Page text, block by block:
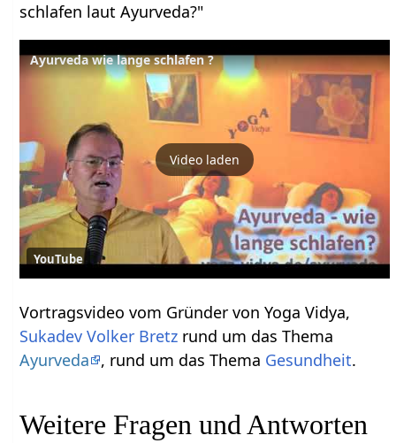
schlafen laut Ayurveda?"
Ayurveda wie lange schlafen ?
Video laden
YouTube
Vortragsvideo vom Gründer von Yoga Vidya,
Sukadev Volker Bretz rund um das Thema
Ayurveda
, rund um das Thema Gesundheit.
Weitere Fragen und Antworten